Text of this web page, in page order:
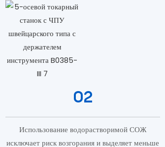
02
Использование водорастворимой СОЖ
исключает риск возгорания и выделяет меньше